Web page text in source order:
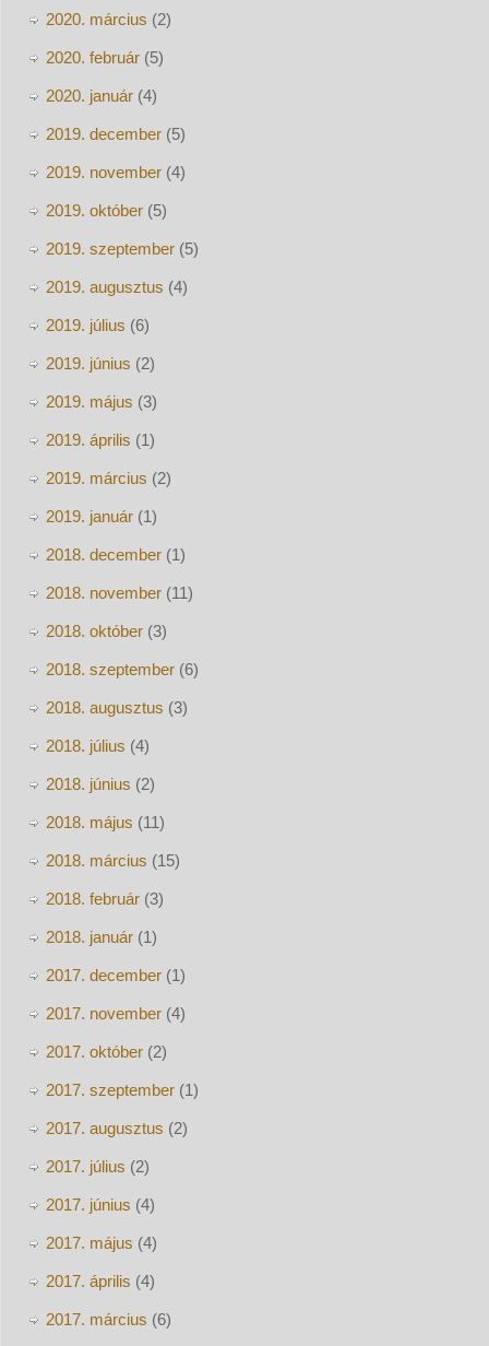
2020. március (2)
2020. február(5)
2020. január(4)
2019. december(5)
2019. november(4)
2019. október(5)
2019. szeptember(5)
2019. augusztus (4)
2019. július (6)
2019. június (2)
2019. május (3)
2019. április (1)
2019. március (2)
2019. január(1)
2018. december(1)
2018. november(11)
2018. október(3)
2018. szeptember(6)
2018. augusztus (3)
2018. július (4)
2018. június (2)
2018. május (11)
2018. március (15)
2018. február(3)
2018. január(1)
2017. december(1)
2017. november(4)
2017. október(2)
2017. szeptember(1)
2017. augusztus (2)
2017. július (2)
2017. június (4)
2017. május (4)
2017. április (4)
2017. március (6)